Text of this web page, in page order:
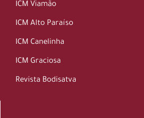
ICM Viamão
ICM Alto Paraíso
ICM Canelinha
ICM Graciosa
Revista Bodisatva